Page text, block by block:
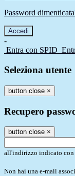
Password
-
Entra con SPID
Seleziona utente
button close ×
Recupero
button close ×
all'indirizzo indicato con
Non hai una e-mail